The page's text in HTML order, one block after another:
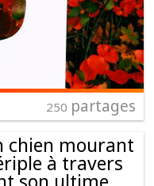
250 partages
chien mourant
à travers